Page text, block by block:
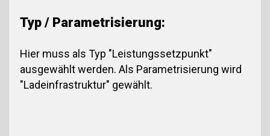
Typ / Parametrisierung:
Hier muss als Typ "Leistungssetzpunkt"
ausgewählt werden. Als Parametrisierung wird
"Ladeinfrastruktur" gewählt.